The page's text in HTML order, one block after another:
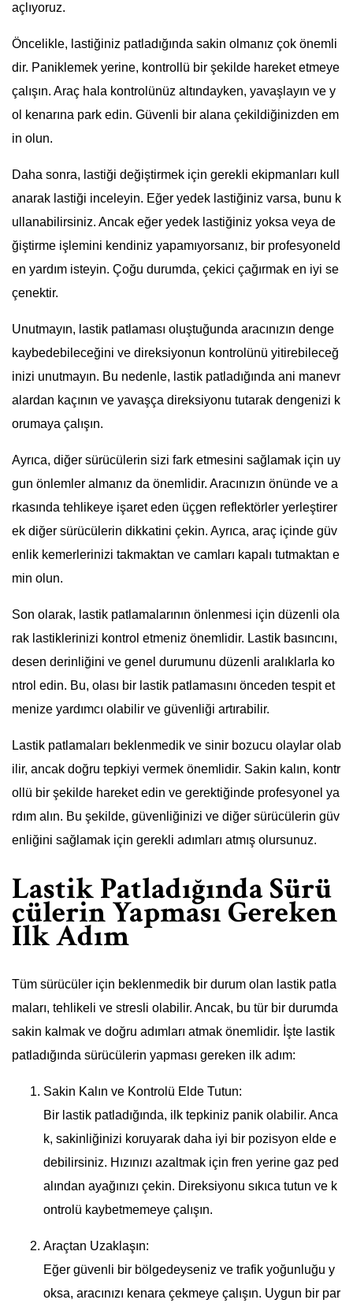
açlıyoruz.
Öncelikle, lastiğiniz patladığında sakin olmanız çok önemli
dir. Paniklemek yerine, kontrollü bir şekilde hareket etmeye
çalışın. Araç hala kontrolünüz altındayken, yavaşlayın ve y
ol kenarına park edin. Güvenli bir alana çekildiğinizden em
in olun.
Daha sonra, lastiği değiştirmek için gerekli ekipmanları kull
anarak lastiği inceleyin. Eğer yedek lastiğiniz varsa, bunu k
ullanabilirsiniz. Ancak eğer yedek lastiğiniz yoksa veya de
ğiştirme işlemini kendiniz yapamıyorsanız, bir profesyoneld
en yardım isteyin. Çoğu durumda, çekici çağırmak en iyi se
çenektir.
Unutmayın, lastik patlaması oluştuğunda aracınızın denge
kaybedebileceğini ve direksiyonun kontrolünü yitirebileceğ
inizi unutmayın. Bu nedenle, lastik patladığında ani manevr
alardan kaçının ve yavaşça direksiyonu tutarak dengenizi k
orumaya çalışın.
Ayrıca, diğer sürücülerin sizi fark etmesini sağlamak için uy
gun önlemler almanız da önemlidir. Aracınızın önünde ve a
rkasında tehlikeye işaret eden üçgen reflektörler yerleştirer
ek diğer sürücülerin dikkatini çekin. Ayrıca, araç içinde güv
enlik kemerlerinizi takmaktan ve camları kapalı tutmaktan e
min olun.
Son olarak, lastik patlamalarının önlenmesi için düzenli ola
rak lastiklerinizi kontrol etmeniz önemlidir. Lastik basıncını,
desen derinliğini ve genel durumunu düzenli aralıklarla ko
ntrol edin. Bu, olası bir lastik patlamasını önceden tespit et
menize yardımcı olabilir ve güvenliği artırabilir.
Lastik patlamaları beklenmedik ve sinir bozucu olaylar olab
ilir, ancak doğru tepkiyi vermek önemlidir. Sakin kalın, kontr
ollü bir şekilde hareket edin ve gerektiğinde profesyonel ya
rdım alın. Bu şekilde, güvenliğinizi ve diğer sürücülerin güv
enliğini sağlamak için gerekli adımları atmış olursunuz.
Lastik Patladığında Sürü
cülerin Yapması Gereken
İlk Adım
Tüm sürücüler için beklenmedik bir durum olan lastik patla
maları, tehlikeli ve stresli olabilir. Ancak, bu tür bir durumda
sakin kalmak ve doğru adımları atmak önemlidir. İşte lastik
patladığında sürücülerin yapması gereken ilk adım:
Sakin Kalın ve Kontrolü Elde Tutun:
Bir lastik patladığında, ilk tepkiniz panik olabilir. Anca
k, sakinliğinizi koruyarak daha iyi bir pozisyon elde e
debilirsiniz. Hızınızı azaltmak için fren yerine gaz ped
alından ayağınızı çekin. Direksiyonu sıkıca tutun ve k
ontrolü kaybetmemeye çalışın.
Araçtan Uzaklaşın:
Eğer güvenli bir bölgedeyseniz ve trafik yoğunluğu y
oksa, aracınızı kenara çekmeye çalışın. Uygun bir par